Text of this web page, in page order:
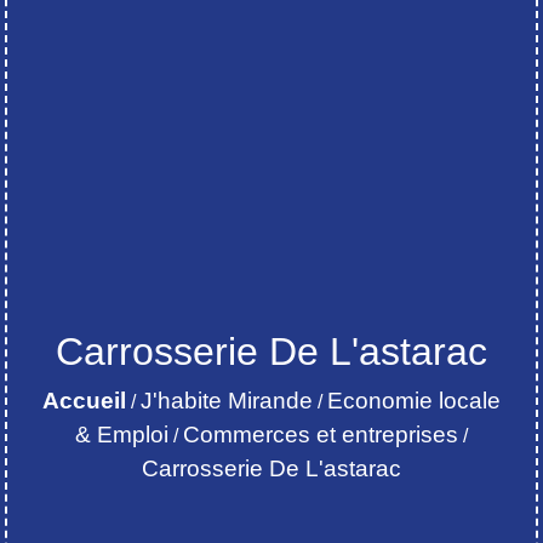
Carrosserie De L'astarac
Accueil /J'habite Mirande / Economie locale
& Emploi / Commerces et entreprises /
Carrosserie De L'astarac